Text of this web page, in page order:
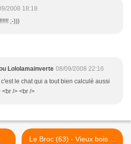
2008 18:18
;-)))
Lololamainverte 08/09/2008 22:16
le chat qui a tout bien calculé aussi
<br /> <br />
Le Broc (63) - Vieux bois ...